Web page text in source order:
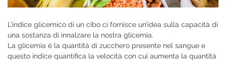
L’indice glicemico di un cibo ci fornisce un’idea sulla capacità di
una sostanza di innalzare la nostra glicemia.
La glicemia è la quantità di zucchero presente nel sangue e
questo indice quantifica la velocità con cui aumenta la quantità